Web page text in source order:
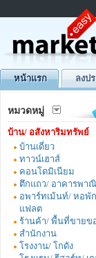
หน้าแรก ลงป
หมวดหมู่
บ้าน/ อสังหาริมทรัพย์
บ้านเดี่ยว
ทาวน์เฮาส์
คอนโดมิเนียม
ตึกแถว/ อาคารพา
อพาร์ทเม้นท์/ หอพั
แฟลต
ร้านค้า/ พื้นที่ขายข
สำนักงาน
โรงงาน/ โกดัง